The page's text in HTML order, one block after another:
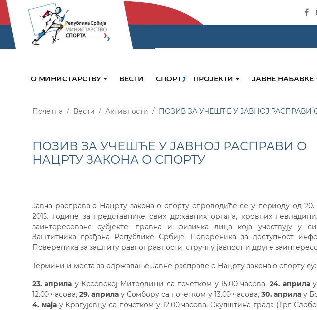
О МИНИСТАРСТВУ ВЕСТИ СПОРТ ПРОЈЕКТИ ЈАВНЕ НАБАВКЕ
Почетна Вести Активности ПОЗИВ ЗА УЧЕШЋЕ У ЈАВНОЈ РАСПРАВИ
ПОЗИВ ЗА УЧЕШЋЕ У ЈАВНОЈ РАСПРАВИ О
НАЦРТУ ЗАКОНА О СПОРТУ
Јавна расправа о Нацрту закона о спорту спроводиће се у периоду од 20.
2015. године за представнике свих државних органа, кровних
заинтересоване субјекте, правна и физичка лица која учествују у
Заштитника грађана Републике Србије, Повереника за доступност
Повереника за заштиту равноправности, стручну јавност и друге
Термини и места за одржавање Јавне расправе о Нацрту закона о спорту су:
23. априла у Косовској Митровици са почетком у 15.00 часова, 24. априла
12.00 часова,29. априла у Сомбору са почетком у 13.00 часова, 30. априлау
4. мајау Крагујевцу са почетком у 12.00 часова, Скупштина града (Трг